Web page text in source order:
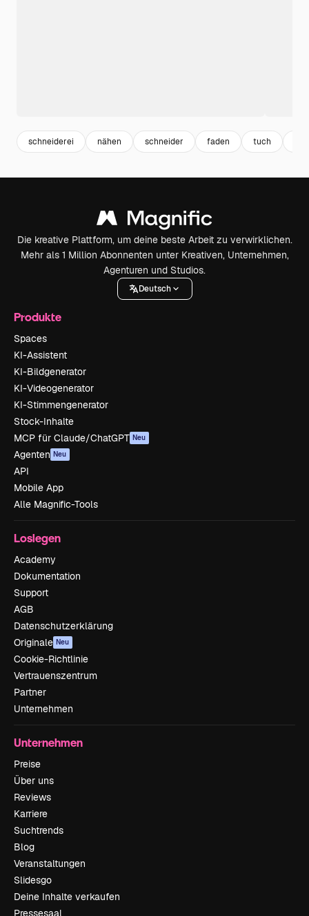
schneiderei nähen schneider faden tuch
Die kreative Plattform, um deine beste Arbeit zu verwirklichen.
Mehr als 1 Million Abonnenten unter Kreativen, Unternehmen,
Agenturen und Studios.
Deutsch
Produkte
Spaces
KI-Assistent
KI-Bildgenerator
KI-Videogenerator
KI-Stimmengenerator
Stock-Inhalte
MCP für Claude/ChatGPT Neu
Agenten Neu
API
Mobile App
Alle Magnific-Tools
Loslegen
Academy
Dokumentation
Support
AGB
Datenschutzerklärung
Originale Neu
Cookie-Richtlinie
Vertrauenszentrum
Partner
Unternehmen
Unternehmen
Preise
Über uns
Reviews
Karriere
Suchtrends
Blog
Veranstaltungen
Slidesgo
Deine Inhalte verkaufen
Pressesaal